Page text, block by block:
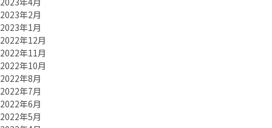
2023年2月
2023年1月
2022年12月
2022年11月
2022年10月
2022年8月
2022年7月
2022年6月
2022年5月